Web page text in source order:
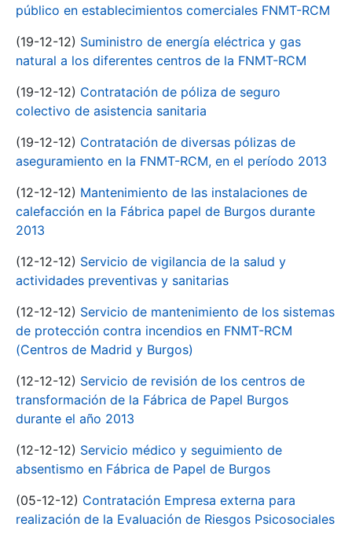
público en establecimientos comerciales FNMT-RCM
(19-12-12) Suministro de energía eléctrica y gas
natural a los diferentes centros de la FNMT-RCM
(19-12-12) Contratación de póliza de seguro
colectivo de asistencia sanitaria
(19-12-12) Contratación de diversas pólizas de
aseguramiento en la FNMT-RCM, en el período 2013
(12-12-12) Mantenimiento de las instalaciones de
calefacción en la Fábrica papel de Burgos durante
2013
(12-12-12) Servicio de vigilancia de la salud y
actividades preventivas y sanitarias
(12-12-12) Servicio de mantenimiento de los sistemas
de protección contra incendios en FNMT-RCM
(Centros de Madrid y Burgos)
(12-12-12) Servicio de revisión de los centros de
transformación de la Fábrica de Papel Burgos
durante el año 2013
(12-12-12) Servicio médico y seguimiento de
absentismo en Fábrica de Papel de Burgos
(05-12-12) Contratación Empresa externa para
realización de la Evaluación de Riesgos Psicosociales